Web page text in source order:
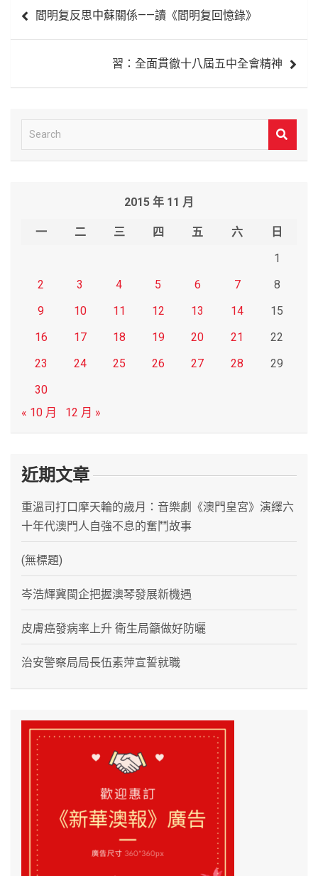
章
閻明复反思中蘇關係——讀《閻明复回憶錄》
習：全面貫徹十八屆五中全會精神
e
2015 年 11 月
一 二 三 四 五 六
日
1
2
3 4 5 6 7
8
9
10 11 12 13 14
15
16
17 18 19 20 21
22
23
24 25 26 27 28
29
30
« 10 月
12 月 »
近期文章
重溫司打口摩天輪的歲月：音樂劇《澳門皇宮》演繹六
十年代澳門人自強不息的奮鬥故事
(無標題)
岑浩輝冀閩企把握澳琴發展新機遇
皮膚癌發病率上升 衛生局籲做好防曬
治安警察局局長伍素萍宣誓就職